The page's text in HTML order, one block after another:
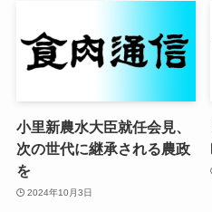
小里新農水大臣就任会見、
次の世代に継承される農政
を
2024年10月3日